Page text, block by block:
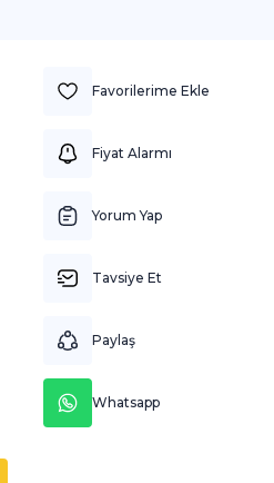
Fiyat Alarmı
Yorum Yap
Tavsiye Et
Paylaş
Whatsapp